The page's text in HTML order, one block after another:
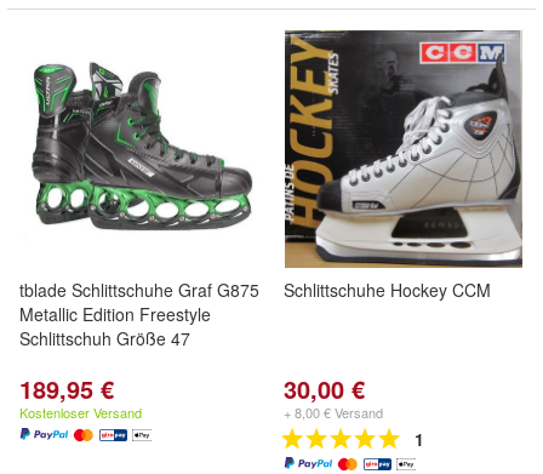
tblade Schlittschuhe Graf G875
Metallic Edition Freestyle
Schlittschuh Größe 47
189,95 €
Kostenloser Versand
Schlittschuhe Hockey CCM
30,00 €
+ 8,00 € Versand
1